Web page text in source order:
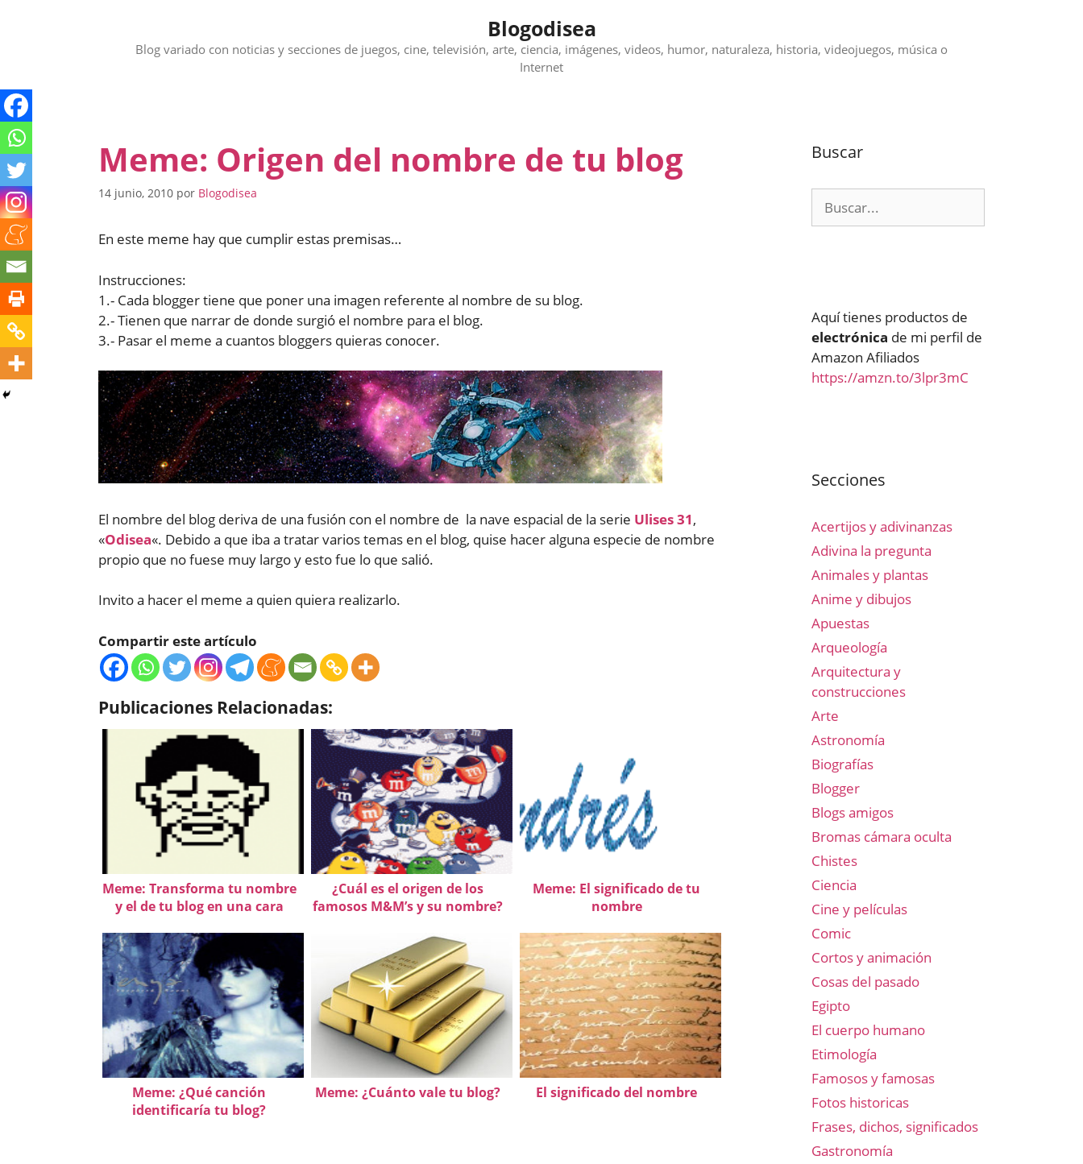
Blogodisea
Blog variado con noticias y secciones de juegos, cine, televisión, arte, ciencia, imágenes, videos, humor, naturaleza, historia, videojuegos, música o
Internet
Meme: Origen del nombre de tu blog
14 junio, 2010 por Blogodisea
En este meme hay que cumplir estas premisas…
Instrucciones:
1.- Cada blogger tiene que poner una imagen referente al nombre de su blog.
2.- Tienen que narrar de donde surgió el nombre para el blog.
3.- Pasar el meme a cuantos bloggers quieras conocer.
El nombre del blog deriva de una fusión con el nombre de la nave espacial de la serie Ulises 31,
«Odisea«. Debido a que iba a tratar varios temas en el blog, quise hacer alguna especie de nombre
propio que no fuese muy largo y esto fue lo que salió.
Invito a hacer el meme a quien quiera realizarlo.
Compartir este artículo
Publicaciones Relacionadas:
Meme: Transforma tu nombre
y el de tu blog en una cara
¿Cuál es el origen de los
famosos M&M’s y su nombre?
Meme: El significado de tu
nombre
Meme: ¿Qué canción
identificaría tu blog?
Meme: ¿Cuánto vale tu blog? El significado del nombre
Buscar
Aquí tienes productos de
electrónica de mi perfil de
Amazon Afiliados
https://amzn.to/3lpr3mC
Secciones
Acertijos y adivinanzas
Adivina la pregunta
Animales y plantas
Anime y dibujos
Apuestas
Arqueología
Arquitectura y
construcciones
Arte
Astronomía
Biografías
Blogger
Blogs amigos
Bromas cámara oculta
Chistes
Ciencia
Cine y películas
Comic
Cortos y animación
Cosas del pasado
Egipto
El cuerpo humano
Etimología
Famosos y famosas
Fotos historicas
Frases, dichos, significados
Gastronomía